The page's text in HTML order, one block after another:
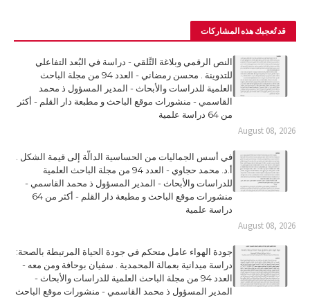
قد تُعجبك هذه المشاركات
النص الرقمي وبلاغة التَّلقي - دراسة في البُعد التفاعلي
للتدوينة . محسن رمضاني - العدد 94 من مجلة الباحث
العلمية للدراسات والأبحاث - المدير المسؤول ذ محمد
القاسمي - منشورات موقع الباحث و مطبعة دار القلم - أكثر
من 64 دراسة علمية
August 08, 2026
في أسس الجماليات من الحساسية الدالّة إلى قيمة الشكل .
أ.د. محمد حجاوي - العدد 94 من مجلة الباحث العلمية
للدراسات والأبحاث - المدير المسؤول ذ محمد القاسمي -
منشورات موقع الباحث و مطبعة دار القلم - أكثر من 64
دراسة علمية
August 08, 2026
جودة الهواء عامل متحكم في جودة الحياة المرتبطة بالصحة:
دراسة ميدانية بعمالة المحمدية . سفيان بوحافة ومن معه -
العدد 94 من مجلة الباحث العلمية للدراسات والأبحاث -
المدير المسؤول ذ محمد القاسمي - منشورات موقع الباحث